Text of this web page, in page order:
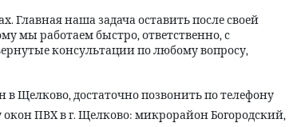
Главная наша задача оставить после своей
мы работаем быстро, ответственно, с
консультации по любому вопросу,
в Щелково, достаточно позвонить по телефону
окон ПВХ в г. Щелково: микрорайон Богородский,